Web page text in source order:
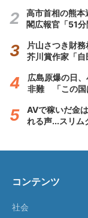
高市首相の熊
閣広報官「51
片山さつき財
芥川賞作家「自
広島原爆の日
非難 「この国
AVで稼いだ金
れる声...スリム
コンテンツ
社会